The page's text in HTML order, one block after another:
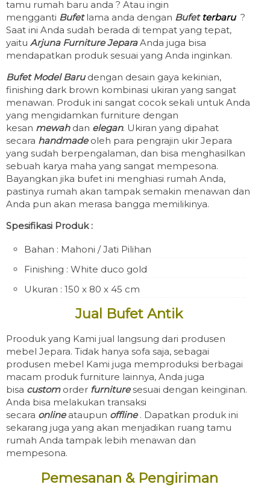
tamu rumah baru anda ? Atau ingin
mengganti Bufetlama anda dengan Bufet terbaru ?
Saat ini Anda sudah berada di tempat yang tepat,
yaitu Arjuna Furniture JeparaAnda juga bisa
mendapatkan produk sesuai yang Anda inginkan.
Bufet Model Baru dengan desain gaya kekinian,
finishing dark brown kombinasi ukiran yang sangat
menawan. Produk ini sangat cocok sekali untuk Anda
yang mengidamkan furniture dengan
kesan mewahdan elegan. Ukiran yang dipahat
secara handmadeoleh para pengrajin ukir Jepara
yang sudah berpengalaman, dan bisa menghasilkan
sebuah karya maha yang sangat mempesona.
Bayangkan jika bufet ini menghiasi rumah Anda,
pastinya rumah akan tampak semakin menawan dan
Anda pun akan merasa bangga memilikinya.
Spesifikasi Produk :
Bahan : Mahoni / Jati Pilihan
Finishing : White duco gold
Ukuran : 150 x 80 x 45 cm
Jual Bufet Antik
Prooduk yang Kami jual langsung dari produsen
mebel Jepara. Tidak hanya sofa saja, sebagai
produsen mebel Kami juga memproduksi berbagai
macam produk furniture lainnya, Anda juga
bisa customorder furnituresesuai dengan keinginan.
Anda bisa melakukan transaksi
secara onlineataupun offline. Dapatkan produk ini
sekarang juga yang akan menjadikan ruang tamu
rumah Anda tampak lebih menawan dan
mempesona.
Pemesanan & Pengiriman